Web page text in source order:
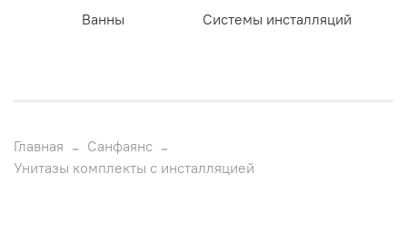
Ванны Системы инсталляций
Главная
Санфаянс
Унитазы комплекты с инсталляцией